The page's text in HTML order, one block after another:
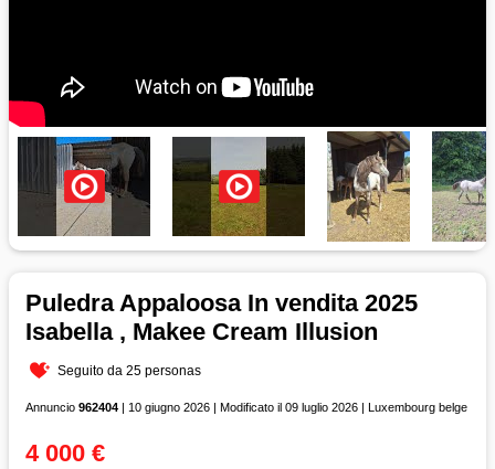
Puledra Appaloosa In vendita 2025
Isabella , Makee Cream Illusion
Seguito da 25 personas
Annuncio 962404 | 10 giugno 2026 | Modificato il 09 luglio 2026 | Luxembourg belge
4 000 €